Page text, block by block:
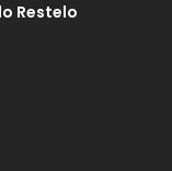
Restelo